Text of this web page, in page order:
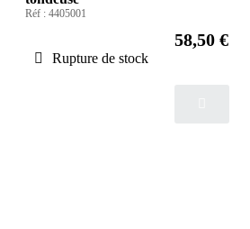
Réf : 4405001
58,50 €
Rupture de stock